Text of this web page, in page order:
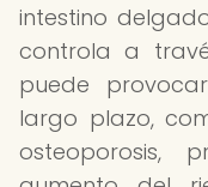
intestino
controla a
puede
largo plazo,
osteoporosis,